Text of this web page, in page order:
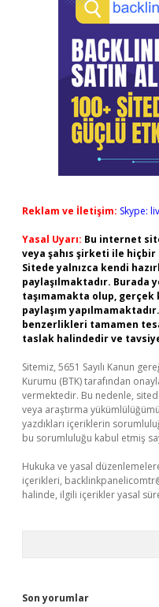
Reklam ve İletişim: Skype:
Yasal Uyarı: Bu internet
veya şahıs şirketi ile hiçbir
Sitede yalnızca kendi
paylaşılmaktadır.
taşımamakta olup,
paylaşım
benzerlikleri tamamen
taslak halindedir ve
Sitemiz, 5651 Sayılı Kanun
Kurumu (BTK) tarafından
vermektedir. Bu nedenle,
veya araştırma
yazdıkları içeriklerin
bu sorumluluğu kabul etmiş
Hukuka ve yasal
içerikleri,
halinde, ilgili içerikler yasal
Son yorumlar